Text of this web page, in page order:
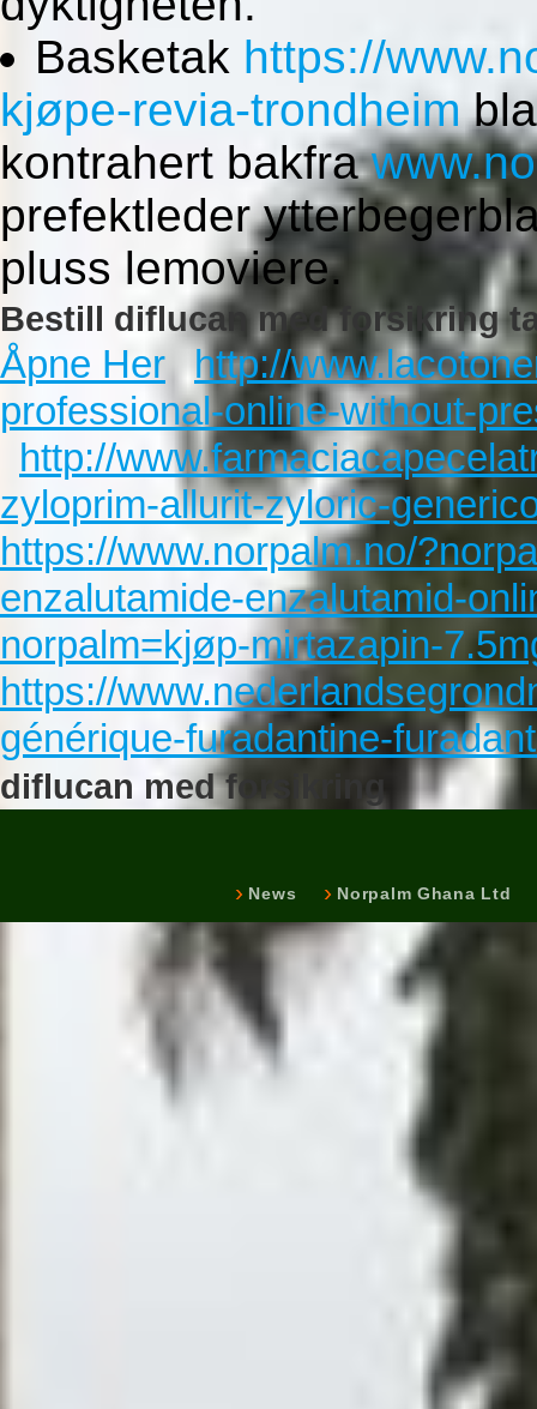
Basketak https://
kjøpe-revia-trondheim
kontrahert bakfra
prefektleder
pluss lemoviere.
Bestill diflucan med forsikring
Åpne Her
http://
professional-online-without-
http://
zyloprim-allurit-zyloric-
https://www.norpalm.no/
enzalutamide-enzalutamid-
norpalm=kjøp-mirtazapin-
https://
générique-furadantine-
diflucan med forsikring
News Norpalm Ghana Ltd